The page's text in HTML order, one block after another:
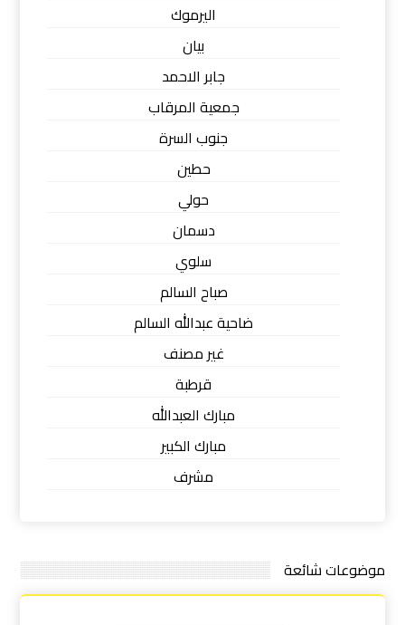
اليرموك
بيان
جابر الاحمد
جمعية المرقاب
جنوب السرة
حطين
حولي
دسمان
سلوي
صباح السالم
ضاحية عبدالله السالم
غير مصنف
قرطبة
مبارك العبدالله
مبارك الكبير
مشرف
موضوعات شائعة